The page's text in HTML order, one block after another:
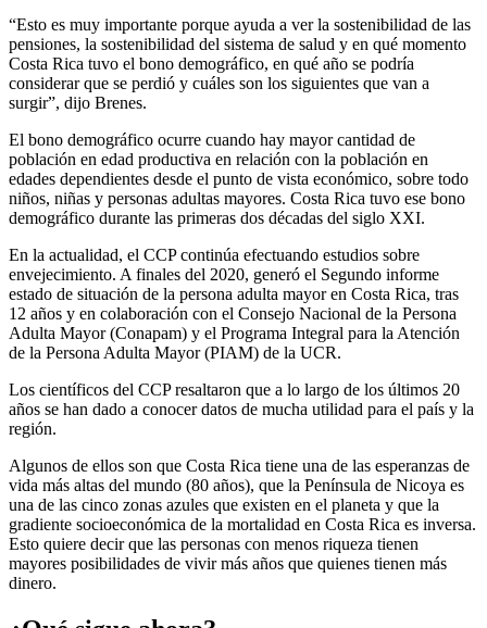
“Esto es muy importante porque ayuda a ver la sostenibilidad de las
pensiones, la sostenibilidad del sistema de salud y en qué momento
Costa Rica tuvo el bono demográfico, en qué año se podría
considerar que se perdió y cuáles son los siguientes que van a
surgir”, dijo Brenes.
El bono demográfico ocurre cuando hay mayor cantidad de
población en edad productiva en relación con la población en
edades dependientes desde el punto de vista económico, sobre todo
niños, niñas y personas adultas mayores. Costa Rica tuvo ese bono
demográfico durante las primeras dos décadas del siglo XXI.
En la actualidad, el CCP continúa efectuando estudios sobre
envejecimiento. A finales del 2020, generó el Segundo informe
estado de situación de la persona adulta mayor en Costa Rica, tras
12 años y en colaboración con el Consejo Nacional de la Persona
Adulta Mayor (Conapam) y el Programa Integral para la Atención
de la Persona Adulta Mayor (PIAM) de la UCR.
Los científicos del CCP resaltaron que a lo largo de los últimos 20
años se han dado a conocer datos de mucha utilidad para el país y la
región.
Algunos de ellos son que Costa Rica tiene una de las esperanzas de
vida más altas del mundo (80 años), que la Península de Nicoya es
una de las cinco zonas azules que existen en el planeta y que la
gradiente socioeconómica de la mortalidad en Costa Rica es inversa.
Esto quiere decir que las personas con menos riqueza tienen
mayores posibilidades de vivir más años que quienes tienen más
dinero.